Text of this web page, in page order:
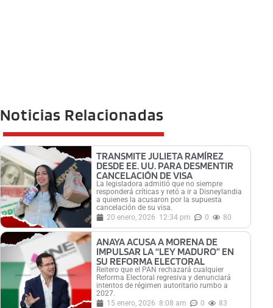
Noticias Relacionadas
TRANSMITE JULIETA RAMÍREZ
DESDE EE. UU. PARA DESMENTIR
CANCELACIÓN DE VISA
La legisladora admitió que no siempre
responderá críticas y retó a ir a Disneylandia
a quienes la acusaron por la supuesta
cancelación de su visa.
20 enero, 2026 12:34 pm 0 80
ANAYA ACUSA A MORENA DE
IMPULSAR LA “LEY MADURO” EN
SU REFORMA ELECTORAL
Reitero que el PAN rechazará cualquier
Reforma Electoral regresiva y denunciará
intentos de régimen autoritario rumbo a
2027.
15 enero, 2026 8:08 am 0 83